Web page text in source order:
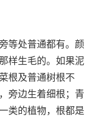
处普通都有。颜
样生毛的。如果泥
根及普通树根不
旁边生着细根；青
类的植物，根都是